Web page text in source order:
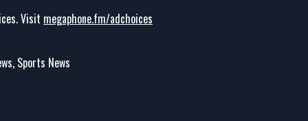
Visit megaphone.fm/adchoices
Sports News